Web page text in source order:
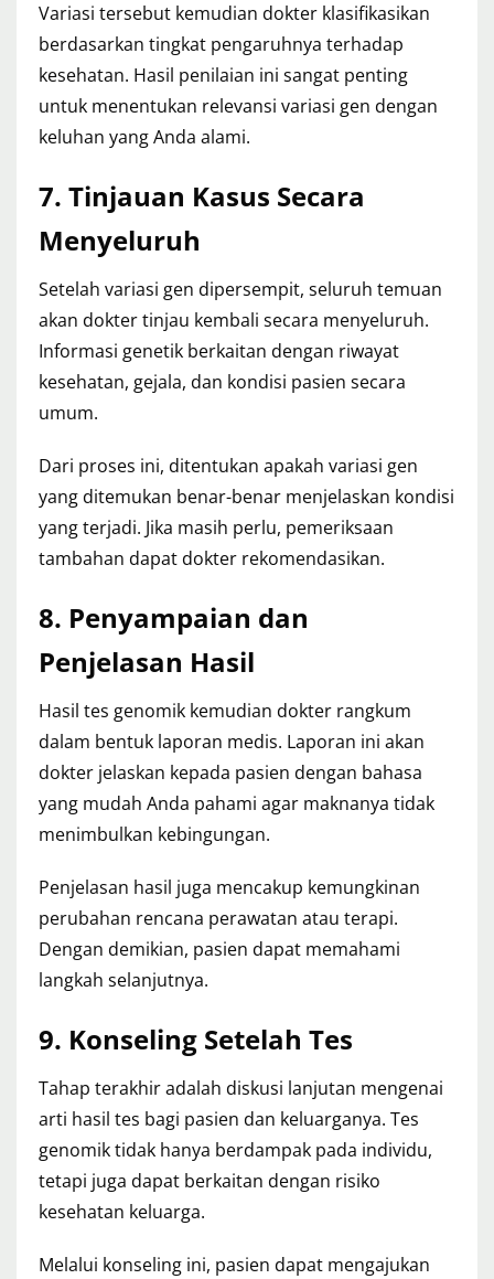
Variasi tersebut kemudian dokter klasifikasikan
berdasarkan tingkat pengaruhnya terhadap
kesehatan. Hasil penilaian ini sangat penting
untuk menentukan relevansi variasi gen dengan
keluhan yang Anda alami.
7. Tinjauan Kasus Secara
Menyeluruh
Setelah variasi gen dipersempit, seluruh temuan
akan dokter tinjau kembali secara menyeluruh.
Informasi genetik berkaitan dengan riwayat
kesehatan, gejala, dan kondisi pasien secara
umum.
Dari proses ini, ditentukan apakah variasi gen
yang ditemukan benar-benar menjelaskan kondisi
yang terjadi. Jika masih perlu, pemeriksaan
tambahan dapat dokter rekomendasikan.
8. Penyampaian dan
Penjelasan Hasil
Hasil tes genomik kemudian dokter rangkum
dalam bentuk laporan medis. Laporan ini akan
dokter jelaskan kepada pasien dengan bahasa
yang mudah Anda pahami agar maknanya tidak
menimbulkan kebingungan.
Penjelasan hasil juga mencakup kemungkinan
perubahan rencana perawatan atau terapi.
Dengan demikian, pasien dapat memahami
langkah selanjutnya.
9. Konseling Setelah Tes
Tahap terakhir adalah diskusi lanjutan mengenai
arti hasil tes bagi pasien dan keluarganya. Tes
genomik tidak hanya berdampak pada individu,
tetapi juga dapat berkaitan dengan risiko
kesehatan keluarga.
Melalui konseling ini, pasien dapat mengajukan